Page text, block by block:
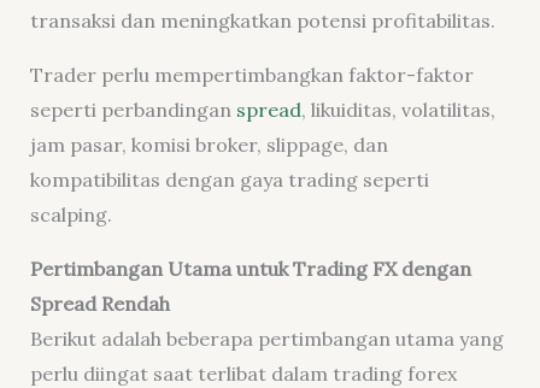
transaksi dan meningkatkan potensi profitabilitas.
Trader perlu mempertimbangkan faktor-faktor
seperti perbandingan spread, likuiditas, volatilitas,
jam pasar, komisi broker, slippage, dan
kompatibilitas dengan gaya trading seperti
scalping.
Pertimbangan Utama untuk Trading FX dengan
Spread Rendah
Berikut adalah beberapa pertimbangan utama yang
perlu diingat saat terlibat dalam trading forex